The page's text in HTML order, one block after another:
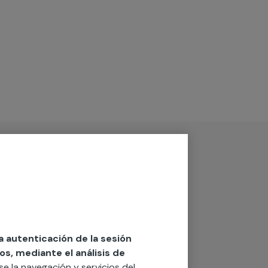
autenticación de la sesión
mediante el análisis de